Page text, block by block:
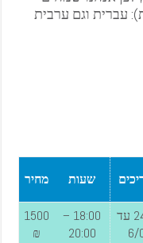
עברית וגם ערבית
שעות מחיר
24/10 עד
6/
18:00
–
20:00
1500
₪